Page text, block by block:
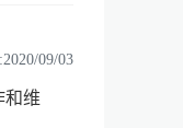
09/03
和维